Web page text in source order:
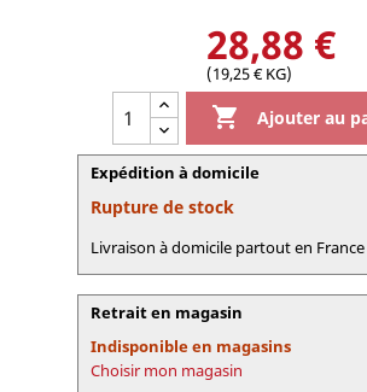
28,88 €
(19,25 € KG)
 Ajouter au
Expédition à domicile
Rupture de stock
Livraison à domicile partout en France
Retrait en magasin
Indisponible en magasins
Choisir mon magasin